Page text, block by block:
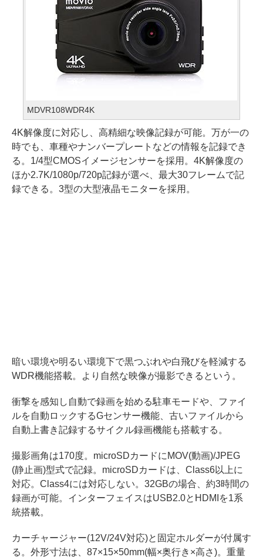
MDVR108WDR4K
4K解像度に対応し、高精細な映像記録が可能。万が一の
時でも、車種やナンバープレートなどの情報を記録でき
る。1/4型CMOSイメージセンサーを採用。4K解像度の
ほか2.7K/1080p/720p記録が選べ、最大30フレームで記
録できる。3型の大型液晶モニターを採用。
暗い環境や明るい環境下で黒つぶれや白飛びを軽減する
WDR機能搭載。より自然な映像が撮影できるという。
衝撃を感知し自動で録画を始める駐車モードや、ファイ
ルを自動ロックするGセンサー機能、古いファイルから
自動上書き記録するサイクル録画機能も搭載する。
撮影画角は170度。microSDカードにMOV(動画)/JPEG
(静止画)型式で記録。microSDカードは、Class6以上に
対応。Class4には対応しない。32GBの場合、約3時間の
録画が可能。インターフェイスはUSB2.0とHDMIを1系
統搭載。
カーチャージャー(12V/24V対応)と固定ホルダーが付属す
る。外形寸法は、87×15×50mm(幅×奥行き×高さ)。重量